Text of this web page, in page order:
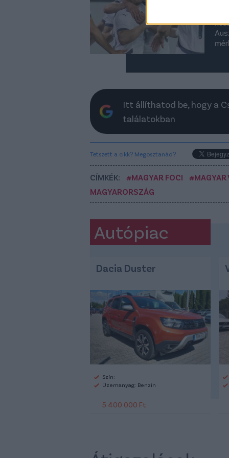
A
Itt állíthatod be, hogy a
találatokban
Tetszett a cikk? Megosztanád?
CÍMKÉK: #MAGYAR FOCI
MAGYARORSZÁG
Autópiac
Dacia Duster
Szín:
Üzemanyag: Benzin
5 400 000 Ft